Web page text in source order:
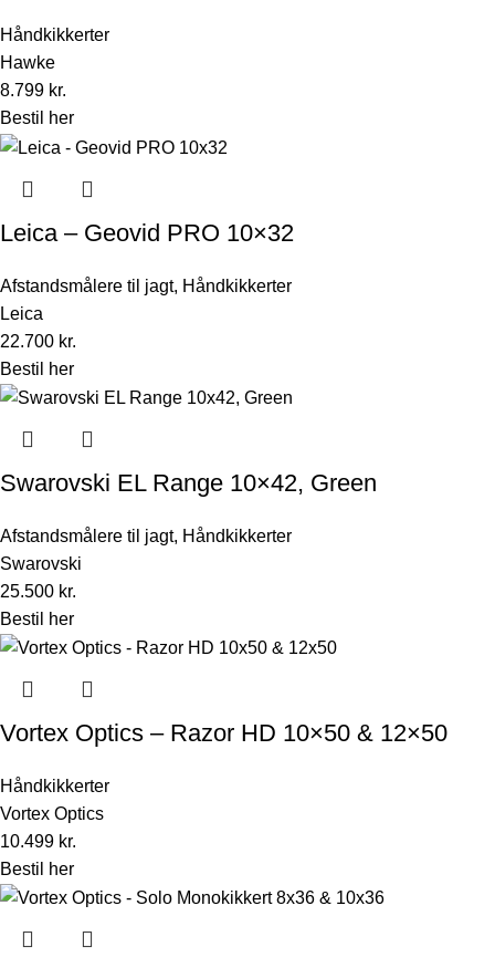
Håndkikkerter
Hawke
8.799 kr.
Bestil her
Leica – Geovid PRO 10×32
Afstandsmålere til jagt, Håndkikkerter
Leica
22.700 kr.
Bestil her
Swarovski EL Range 10×42, Green
Afstandsmålere til jagt, Håndkikkerter
Swarovski
25.500 kr.
Bestil her
Vortex Optics – Razor HD 10×50 & 12×50
Håndkikkerter
Vortex Optics
10.499 kr.
Bestil her